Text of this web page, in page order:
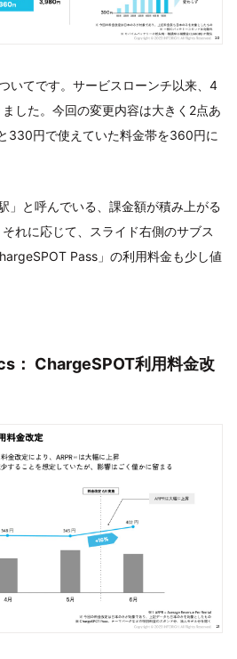
いてです。サービスローンチ以来、4
した。今回の変更内容は大きく2点あ
330円で使えていた料金帯を360円に
」と呼んでいる、課金額が積み上がる
れに応じて、スライド右側のサブス
Pass」の利用料金も少し値
： ChargeSPOT利用料金改